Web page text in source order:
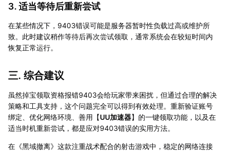
3. 适当等待后重新尝试
在某些情况下，9403错误可能是服务器暂时性负载过高或维护所
致。此时建议稍作等待后再次尝试领取，通常系统会在较短时间内
恢复正常运行。
三. 综合建议
虽然掉宝领取资格报错9403会给玩家带来困扰，但通过合理的解决
策略和工具支持，这个问题完全可以得到有效处理。重新验证账号
绑定、优化网络环境、善用【UU加速器】的一键领取功能，以及在
适当时机重新尝试，都是应对9403错误的实用方法。
在《黑域撤离》这款注重战术配合的射击游戏中，稳定的网络连接